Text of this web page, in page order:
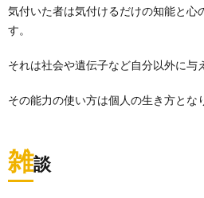
気付いた者は気付けるだけの知能と心
す。
それは社会や遺伝子など自分以外に与
その能力の使い方は個人の生き方とな
雑談